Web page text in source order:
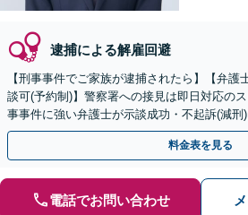
逮捕による解雇回避
【刑事事件でご家族が逮捕されたら】【弁護
談可(予約制)】警察署への接見は即日対応の
事事件に強い弁護士が示談成功・不起訴(減刑
トします。【加害者側の相談専門】
料金表を見る
電話でお問い合わせ